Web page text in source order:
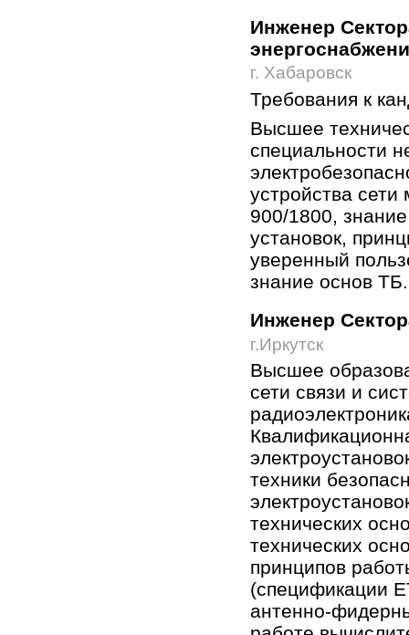
Инженер
г. Хабаровск
Требования к
Высшее
специальности
устройства
900/1800,
установок,
уверенный
знание основ ТБ.
Инженер
г.Иркутск
Высшее
сети связи и
техники
технических
технических
принципов
(спецификации
антенно-